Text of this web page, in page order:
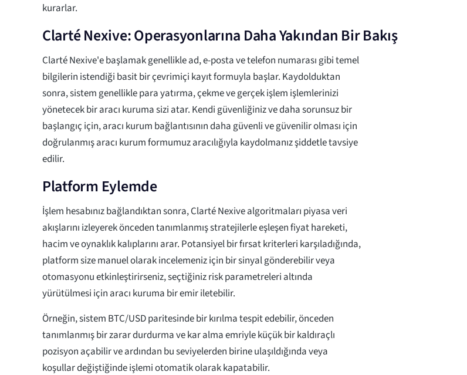
kurarlar.
Clarté Nexive: Operasyonlarına Daha Yakından Bir Bakış
Clarté Nexive'e başlamak genellikle ad, e-posta ve telefon numarası gibi temel
bilgilerin istendiği basit bir çevrimiçi kayıt formuyla başlar. Kaydolduktan
sonra, sistem genellikle para yatırma, çekme ve gerçek işlem işlemlerinizi
yönetecek bir aracı kuruma sizi atar. Kendi güvenliğiniz ve daha sorunsuz bir
başlangıç için, aracı kurum bağlantısının daha güvenli ve güvenilir olması için
doğrulanmış aracı kurum formumuz aracılığıyla kaydolmanız şiddetle tavsiye
edilir.
Platform Eylemde
İşlem hesabınız bağlandıktan sonra, Clarté Nexive algoritmaları piyasa veri
akışlarını izleyerek önceden tanımlanmış stratejilerle eşleşen fiyat hareketi,
hacim ve oynaklık kalıplarını arar. Potansiyel bir fırsat kriterleri karşıladığında,
platform size manuel olarak incelemeniz için bir sinyal gönderebilir veya
otomasyonu etkinleştirirseniz, seçtiğiniz risk parametreleri altında
yürütülmesi için aracı kuruma bir emir iletebilir.
Örneğin, sistem BTC/USD paritesinde bir kırılma tespit edebilir, önceden
tanımlanmış bir zarar durdurma ve kar alma emriyle küçük bir kaldıraçlı
pozisyon açabilir ve ardından bu seviyelerden birine ulaşıldığında veya
koşullar değiştiğinde işlemi otomatik olarak kapatabilir.